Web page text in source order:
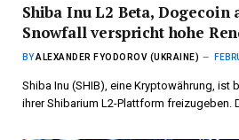
Shiba Inu L2 Beta, Dogecoin
Snowfall verspricht hohe
BYALEXANDER FYODOROV (UKRAINE)
Shiba Inu (SHIB), eine Kryptowährung, ist
ihrer Shibarium L2-Plattform freizugeben.